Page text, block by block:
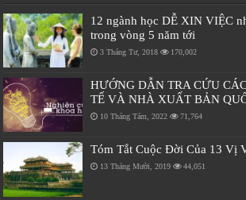
12 ngành học DỄ XIN VIỆC
trong vòng 5 năm tới
3 Tháng Tư, 2018 170,002
HƯỚNG DẪN TRA CỨU
TẾ VÀ NHÀ XUẤT BẢN
10 Tháng Tám, 2022 71,764
Tóm Tắt Cuộc Đời Của 13 Vị
13 Tháng Mười, 2019 44,051